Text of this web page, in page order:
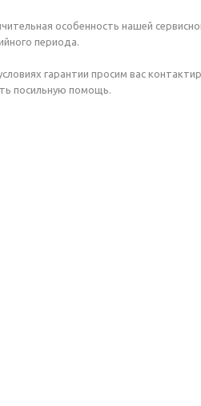
особенность нашей
периода.
гарантии просим вас
посильную помощь.